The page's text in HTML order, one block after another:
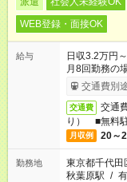
WEB登録・面接OK
給与
日収3.2万円
月8回勤務の
交通費別
交通費
交通
り） ■無料
月収例 20～
勤務地
東京都千代田
秋葉原駅 /